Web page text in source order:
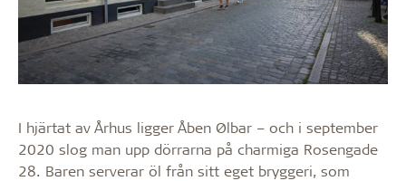
I hjärtat av Århus ligger Åben Ølbar – och i september
2020 slog man upp dörrarna på charmiga Rosengade
28. Baren serverar öl från sitt eget bryggeri, som